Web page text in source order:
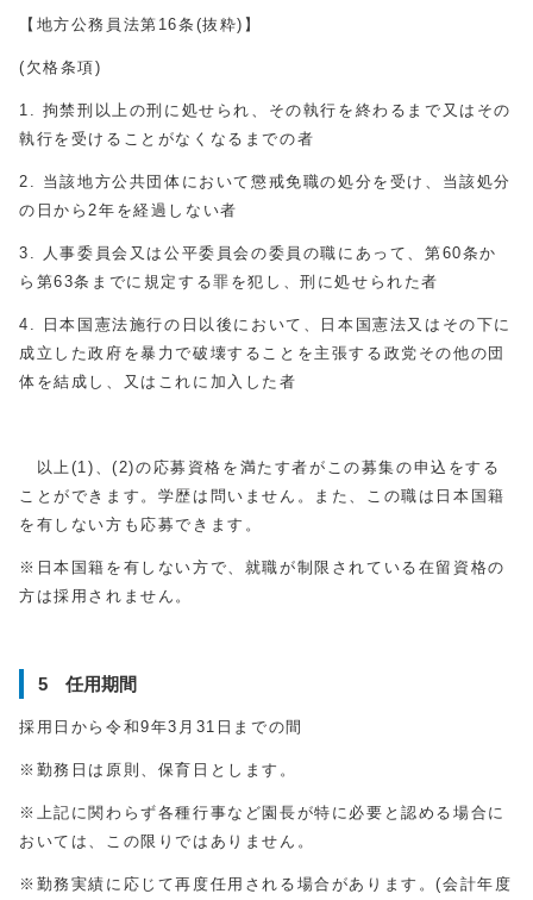
【地方公務員法第16条(抜粋)】
(欠格条項)
1. 拘禁刑以上の刑に処せられ、その執行を終わるまで又はその
執行を受けることがなくなるまでの者
2. 当該地方公共団体において懲戒免職の処分を受け、当該処分
の日から2年を経過しない者
3. 人事委員会又は公平委員会の委員の職にあって、第60条か
ら第63条までに規定する罪を犯し、刑に処せられた者
4. 日本国憲法施行の日以後において、日本国憲法又はその下に
成立した政府を暴力で破壊することを主張する政党その他の団
体を結成し、又はこれに加入した者
以上(1)、(2)の応募資格を満たす者がこの募集の申込をする
ことができます。学歴は問いません。また、この職は日本国籍
を有しない方も応募できます。
※日本国籍を有しない方で、就職が制限されている在留資格の
方は採用されません。
5 任用期間
採用日から令和9年3月31日までの間
※勤務日は原則、保育日とします。
※上記に関わらず各種行事など園長が特に必要と認める場合に
おいては、この限りではありません。
※勤務実績に応じて再度任用される場合があります。(会計年度